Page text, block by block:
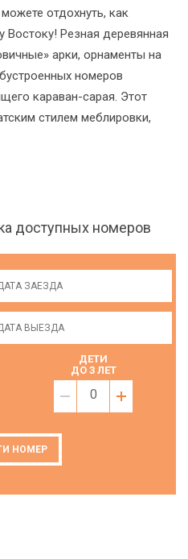
отдохнуть, как
Востоку! Резная деревянная
арки, орнаменты на
номеров
караван-сарая. Этот
стилем меблировки,
доступных номеров
ДЕТИ
ДО 3 ЛЕТ
0
НОМЕР